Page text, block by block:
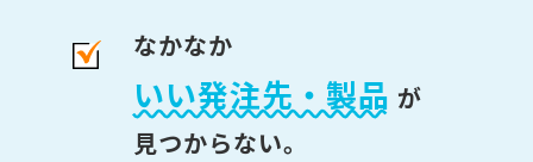
なかなか
いい発注先・製品 が
見つからない。